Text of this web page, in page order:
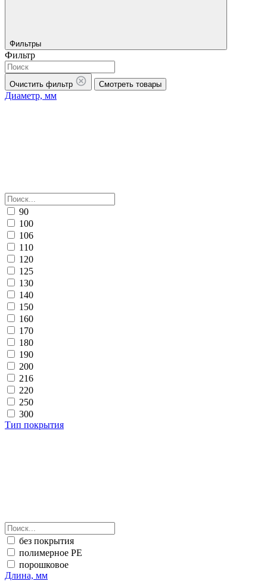
Фильтры
Фильтр
Очистить фильтр Смотреть товары
Диаметр, мм
90
100
106
110
120
125
130
140
150
160
170
180
190
200
216
220
250
300
Тип покрытия
без покрытия
полимерное PE
порошковое
Длина, мм